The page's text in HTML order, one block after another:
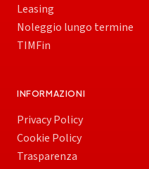
Leasing
Noleggio lungo termine
TIMFin
INFORMAZIONI
Privacy Policy
Cookie Policy
Trasparenza